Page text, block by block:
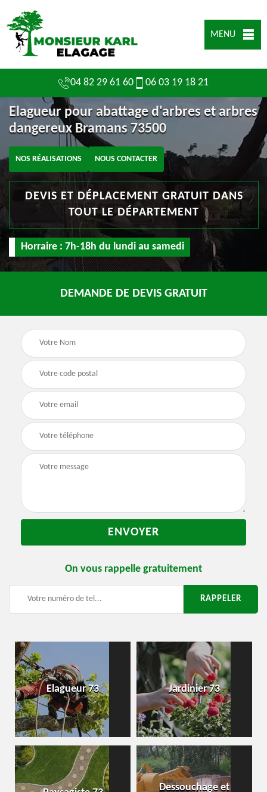
MENU
04 82 29 61 60 06 03 19 18 21
Elagueur pour abattage d'arbres et arbres
dangereux Bramans 73500
NOS RÉALISATIONS NOUS CONTACTER
DEVIS ET DÉPLACEMENT GRATUIT DANS
TOUT LE DÉPARTEMENT
Horraire : 7h-18h du lundi au samedi
DEMANDE DE DEVIS GRATUIT
On vous rappelle gratuitement
Elagueur 73 Jardinier 73
Dessouchage et